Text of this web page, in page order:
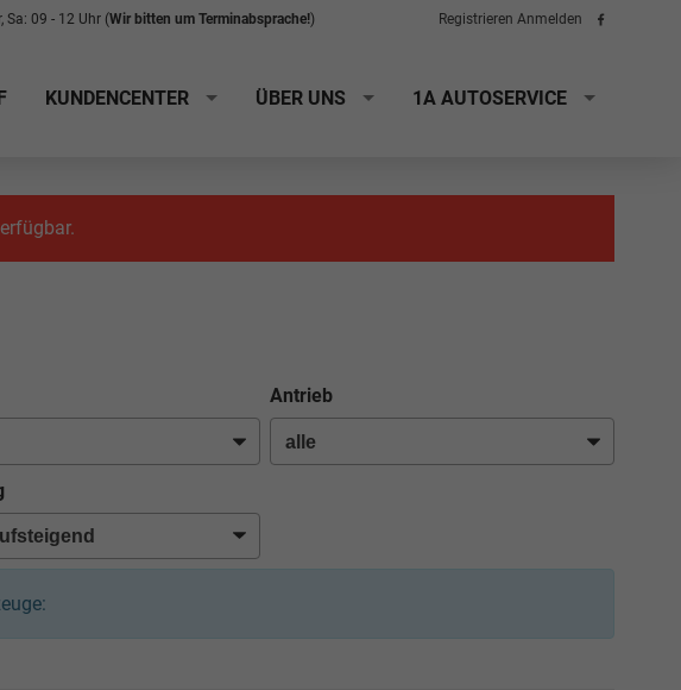
Sa: 09 - 12 Uhr (Wir bitten um Terminabsprache!) Registrieren Anmelden
Folge
KUNDENCENTER ÜBER UNS 1A AUTOSERVICE
Antrieb